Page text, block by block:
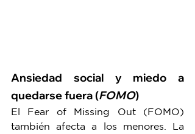
Ansiedad social y miedo a
quedarse fuera (FOMO)
El Fear of Missing Out (FOMO)
también afecta a los menores. La